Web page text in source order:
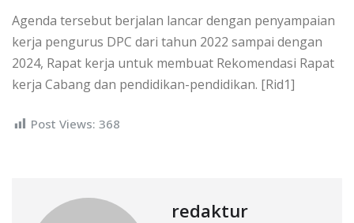
Agenda tersebut berjalan lancar dengan penyampaian
kerja pengurus DPC dari tahun 2022 sampai dengan
2024, Rapat kerja untuk membuat Rekomendasi Rapat
kerja Cabang dan pendidikan-pendidikan. [Rid1]
Post Views: 368
redaktur